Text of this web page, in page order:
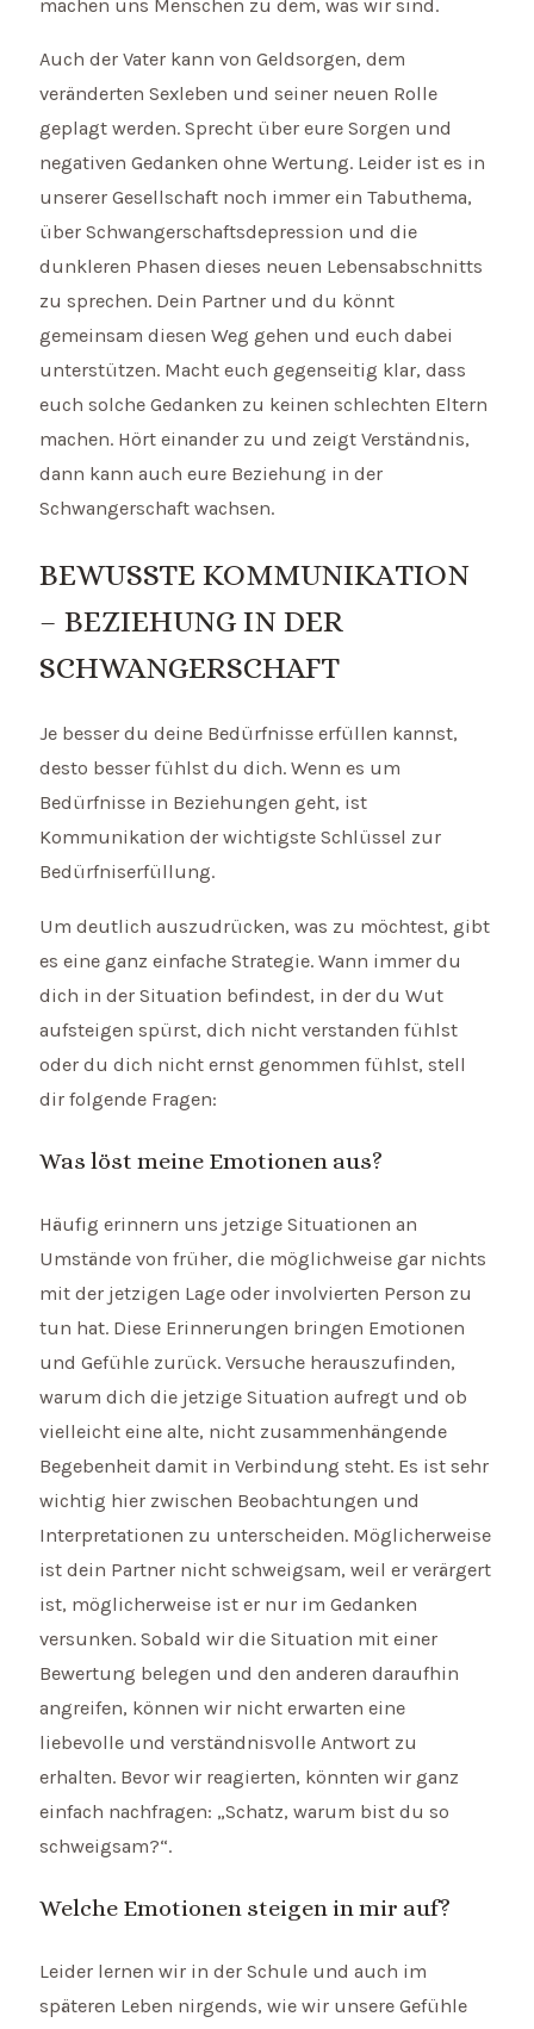
machen uns Menschen zu dem, was wir sind.
Auch der Vater kann von Geldsorgen, dem
veränderten Sexleben und seiner neuen Rolle
geplagt werden. Sprecht über eure Sorgen und
negativen Gedanken ohne Wertung. Leider ist es in
unserer Gesellschaft noch immer ein Tabuthema,
über Schwangerschaftsdepression und die
dunkleren Phasen dieses neuen Lebensabschnitts
zu sprechen. Dein Partner und du könnt
gemeinsam diesen Weg gehen und euch dabei
unterstützen. Macht euch gegenseitig klar, dass
euch solche Gedanken zu keinen schlechten Eltern
machen. Hört einander zu und zeigt Verständnis,
dann kann auch eure Beziehung in der
Schwangerschaft wachsen.
BEWUSSTE KOMMUNIKATION
– BEZIEHUNG IN DER
SCHWANGERSCHAFT
Je besser du deine Bedürfnisse erfüllen kannst,
desto besser fühlst du dich. Wenn es um
Bedürfnisse in Beziehungen geht, ist
Kommunikation der wichtigste Schlüssel zur
Bedürfniserfüllung.
Um deutlich auszudrücken, was zu möchtest, gibt
es eine ganz einfache Strategie. Wann immer du
dich in der Situation befindest, in der du Wut
aufsteigen spürst, dich nicht verstanden fühlst
oder du dich nicht ernst genommen fühlst, stell
dir folgende Fragen:
Was löst meine Emotionen aus?
Häufig erinnern uns jetzige Situationen an
Umstände von früher, die möglichweise gar nichts
mit der jetzigen Lage oder involvierten Person zu
tun hat. Diese Erinnerungen bringen Emotionen
und Gefühle zurück. Versuche herauszufinden,
warum dich die jetzige Situation aufregt und ob
vielleicht eine alte, nicht zusammenhängende
Begebenheit damit in Verbindung steht. Es ist sehr
wichtig hier zwischen Beobachtungen und
Interpretationen zu unterscheiden. Möglicherweise
ist dein Partner nicht schweigsam, weil er verärgert
ist, möglicherweise ist er nur im Gedanken
versunken. Sobald wir die Situation mit einer
Bewertung belegen und den anderen daraufhin
angreifen, können wir nicht erwarten eine
liebevolle und verständnisvolle Antwort zu
erhalten. Bevor wir reagierten, könnten wir ganz
einfach nachfragen: „Schatz, warum bist du so
schweigsam?“.
Welche Emotionen steigen in mir auf?
Leider lernen wir in der Schule und auch im
späteren Leben nirgends, wie wir unsere Gefühle